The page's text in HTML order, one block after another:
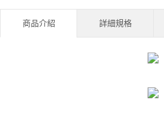
商品介紹 詳細規格